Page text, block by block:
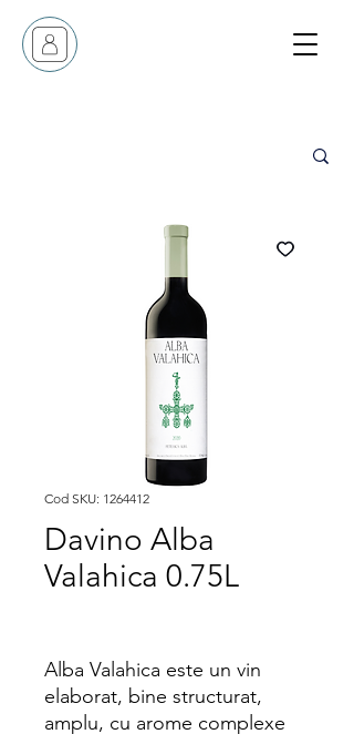
Cod SKU: 1264412
Davino Alba
Valahica 0.75L
Alba Valahica este un vin
elaborat, bine structurat,
amplu, cu arome complexe